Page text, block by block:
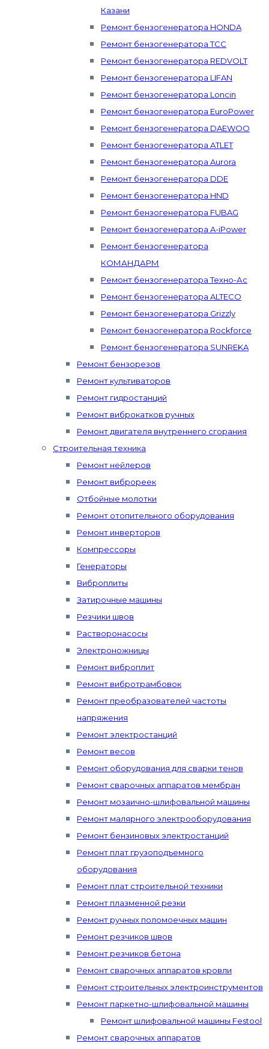
Казани
Ремонт бензогенератора HONDA
Ремонт бензогенератора ТСС
Ремонт бензогенератора REDVOLT
Ремонт бензогенератора LIFAN
Ремонт бензогенератора Loncin
Ремонт бензогенератора EuroPower
Ремонт бензогенератора DAEWOO
Ремонт бензогенератора ATLET
Ремонт бензогенератора Aurora
Ремонт бензогенератора DDE
Ремонт бензогенератора HND
Ремонт бензогенератора FUBAG
Ремонт бензогенератора A-iPower
Ремонт бензогенератора
КОМАНДАРМ
Ремонт бензогенератора Техно-Ас
Ремонт бензогенератора ALTECO
Ремонт бензогенератора Grizzly
Ремонт бензогенератора Rockforce
Ремонт бензогенератора SUNREKA
Ремонт бензорезов
Ремонт культиваторов
Ремонт гидростанций
Ремонт виброкатков ручных
Ремонт двигателя внутреннего сгорания
Строительная техника
Ремонт нейлеров
Ремонт виброреек
Отбойные молотки
Ремонт отопительного оборудования
Ремонт инверторов
Компрессоры
Генераторы
Виброплиты
Затирочные машины
Резчики швов
Растворонасосы
Электроножницы
Ремонт виброплит
Ремонт вибротрамбовок
Ремонт преобразователей частоты
напряжения
Ремонт электростанций
Ремонт весов
Ремонт оборудования для сварки тенов
Ремонт сварочных аппаратов мембран
Ремонт мозаично-шлифовальной машины
Ремонт малярного электрооборудования
Ремонт бензиновых электростанций
Ремонт плат грузоподъемного
оборудования
Ремонт плат строительной техники
Ремонт плазменной резки
Ремонт ручных поломоечных машин
Ремонт резчиков швов
Ремонт резчиков бетона
Ремонт сварочных аппаратов кровли
Ремонт строительных электроинструментов
Ремонт паркетно-шлифовальной машины
Ремонт шлифовальной машины Festool
Ремонт сварочных аппаратов